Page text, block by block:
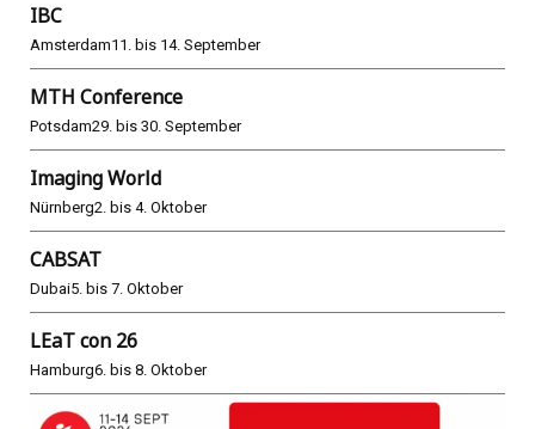
IBC
Amsterdam11. bis 14. September
MTH Conference
Potsdam29. bis 30. September
Imaging World
Nürnberg2. bis 4. Oktober
CABSAT
Dubai5. bis 7. Oktober
LEaT con 26
Hamburg6. bis 8. Oktober